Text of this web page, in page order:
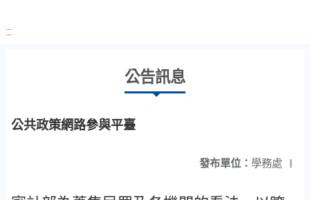
:::
公告訊息
公共政策網路參與平臺
發布單位： 學務處 |